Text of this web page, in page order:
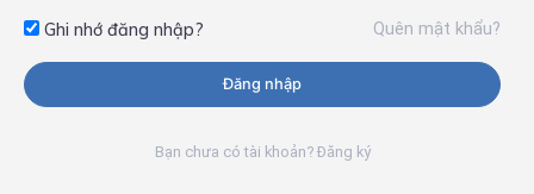
Ghi nhớ đăng nhập? Quên mật khẩu?
Đăng nhập
Bạn chưa có tài khoản? Đăng ký